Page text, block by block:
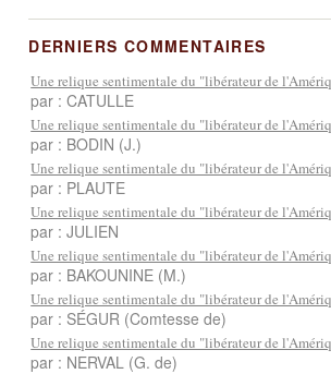
DERNIERS COMMENTAIRES
Une relique sentimentale du "libérateur de
par : CATULLE
Une relique sentimentale du "libérateur de
par : BODIN (J.)
Une relique sentimentale du "libérateur de
par : PLAUTE
Une relique sentimentale du "libérateur de
par : JULIEN
Une relique sentimentale du "libérateur de
par : BAKOUNINE (M.)
Une relique sentimentale du "libérateur de
par : SÉGUR (Comtesse de)
Une relique sentimentale du "libérateur de
par : NERVAL (G. de)